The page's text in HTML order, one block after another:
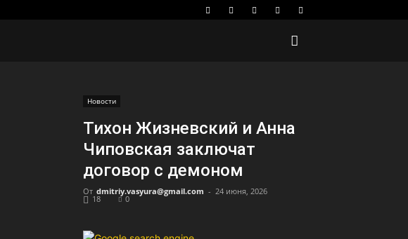
Новости
Тихон Жизневский и Анна
Чиповская заключат
договор с демоном
От dmitriy.vasyura@gmail.com - 24 июня, 2026
18 0